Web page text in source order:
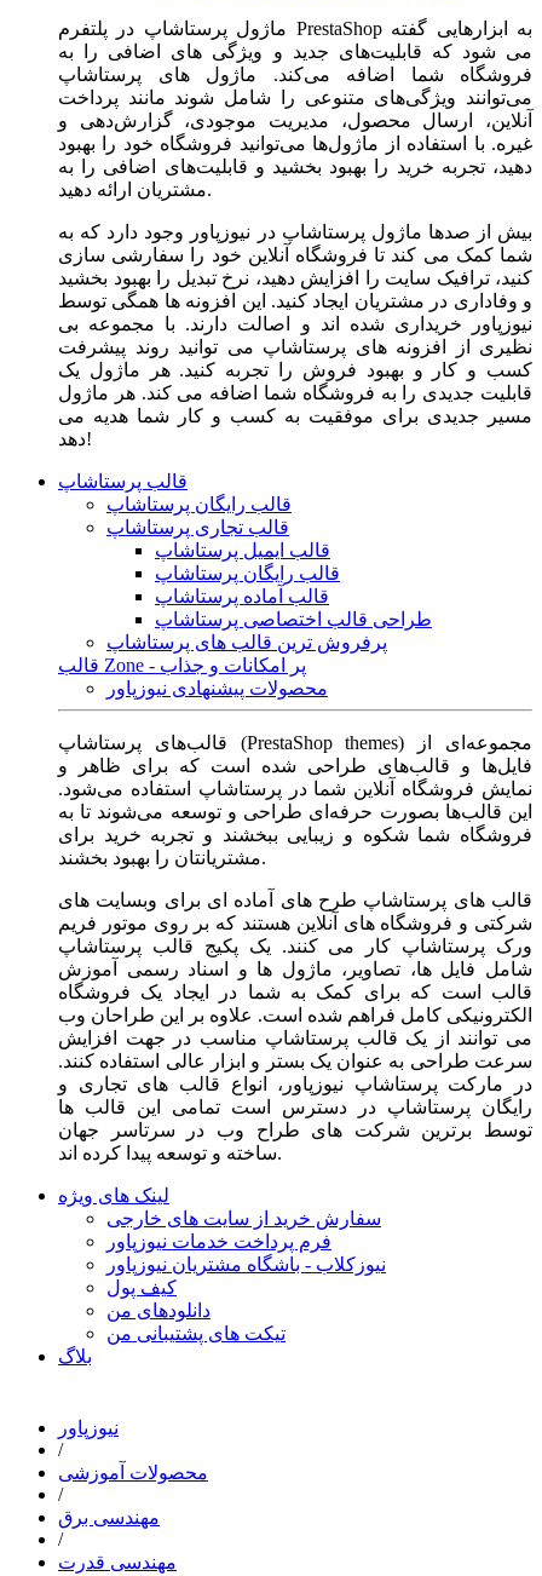
ماژول‌ پرستاشاپ در پلتفرم PrestaShop به ابزارهایی گفته
می شود که قابلیت‌های جدید و ویژگی های اضافی را به
فروشگاه شما اضافه می‌کند. ماژول های پرستاشاپ
می‌توانند ویژگی‌های متنوعی را شامل شوند مانند پرداخت
آنلاین، ارسال محصول، مدیریت موجودی، گزارش‌دهی و
غیره. با استفاده از ماژول‌ها می‌توانید فروشگاه خود را بهبود
دهید، تجربه خرید را بهبود بخشید و قابلیت‌های اضافی را به
مشتریان ارائه دهید.
بیش از صدها ماژول پرستاشاپ در نیوزپاور وجود دارد که به
شما کمک می کند تا فروشگاه آنلاین خود را سفارشی سازی
کنید، ترافیک سایت را افزایش دهید، نرخ تبدیل را بهبود بخشید
و وفاداری در مشتریان ایجاد کنید. این افزونه ها همگی توسط
نیوزپاور خریداری شده اند و اصالت دارند. با مجموعه بی
نظیری از افزونه های پرستاشاپ می توانید روند پیشرفت
کسب و کار و بهبود فروش را تجربه کنید. هر ماژول یک
قابلیت جدیدی را به فروشگاه شما اضافه می کند. هر ماژول
مسیر جدیدی برای موفقیت به کسب و کار شما هدیه می
دهد!
قالب پرستاشاپ
قالب رایگان پرستاشاپ
قالب تجاری پرستاشاپ
قالب ایمیل پرستاشاپ
قالب رایگان پرستاشاپ
قالب آماده پرستاشاپ
طراحی قالب اختصاصی پرستاشاپ
پرفروش ترین قالب های پرستاشاپ
قالب Zone - پر امکانات و جذاب
محصولات پیشنهادی نیوزپاور
قالب‌های پرستاشاپ (PrestaShop themes) مجموعه‌ای از
فایل‌ها و قالب‌های طراحی شده است که برای ظاهر و
نمایش فروشگاه آنلاین شما در پرستاشاپ استفاده می‌شود.
این قالب‌ها بصورت حرفه‌ای طراحی و توسعه می‌شوند تا به
فروشگاه شما شکوه و زیبایی ببخشند و تجربه خرید برای
مشتریانتان را بهبود بخشند.
قالب های پرستاشاپ طرح های آماده ای برای وبسایت های
شرکتی و فروشگاه های آنلاین هستند که بر روی موتور فریم
ورک پرستاشاپ کار می کنند. یک پکیج قالب پرستاشاپ
شامل فایل ها، تصاویر، ماژول ها و اسناد رسمی آموزش
قالب است که برای کمک به شما در ایجاد یک فروشگاه
الکترونیکی کامل فراهم شده است. علاوه بر این طراحان وب
می توانند از یک قالب پرستاشاپ مناسب در جهت افزایش
سرعت طراحی به عنوان یک بستر و ابزار عالی استفاده کنند.
در مارکت پرستاشاپ نیوزپاور، انواع قالب های تجاری و
رایگان پرستاشاپ در دسترس است تمامی این قالب ها
توسط برترین شرکت های طراح وب در سرتاسر جهان
ساخته و توسعه پیدا کرده اند.
لینک های ویژه
سفارش خرید از سایت های خارجی
فرم پرداخت خدمات نیوزپاور
نیوزکلاب - باشگاه مشتریان نیوزپاور
کیف پول
دانلودهای من
تیکت های پشتیبانی من
بلاگ
نیوزپاور
/
محصولات آموزشی
/
مهندسی برق
/
مهندسی قدرت